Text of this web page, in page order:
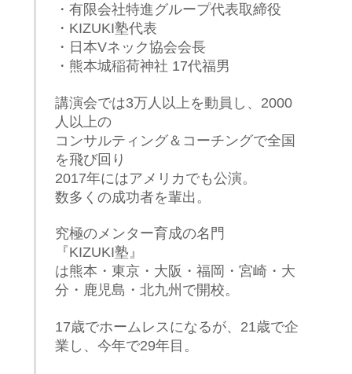
・有限会社特進グループ代表取締役
・KIZUKI塾代表
・日本Vネック協会会長
・熊本城稲荷神社 17代福男
講演会では3万人以上を動員し、2000
人以上の
コンサルティング＆コーチングで全国
を飛び回り
2017年にはアメリカでも公演。
数多くの成功者を輩出。
究極のメンター育成の名門
『KIZUKI塾』
は熊本・東京・大阪・福岡・宮崎・大
分・鹿児島・北九州で開校。
17歳でホームレスになるが、21歳で企
業し、今年で29年目。